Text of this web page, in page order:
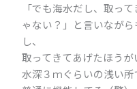
「でも海水だし、取っ
ゃない？」と言いなが
し、
取ってきてあげたほうが
水深３ｍぐらいの浅い